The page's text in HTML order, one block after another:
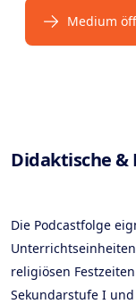
Medium
Didaktische &
Die Podcastfolge
religiösen
Sekundarstufe I